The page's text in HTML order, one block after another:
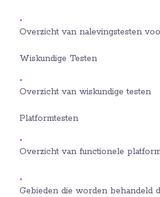
Overzicht van nalevingstesten
Wiskundige Testen
Overzicht van wiskundige testen
Platformtesten
Overzicht van functionele
Gebieden die worden behandeld